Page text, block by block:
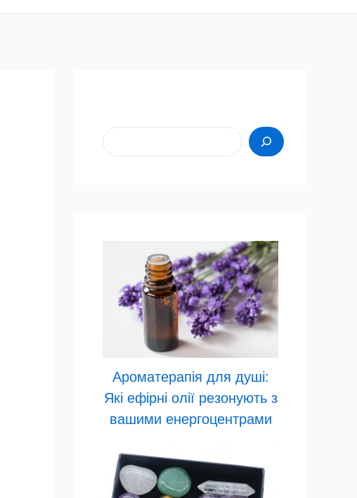
Ароматерапія для душі:
Які ефірні олії резонують з
вашими енергоцентрами